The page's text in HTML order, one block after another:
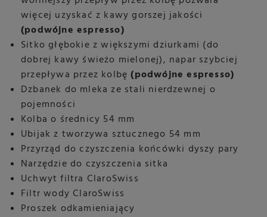
więcej uzyskać z kawy gorszej jakości
(podwójne espresso)
Sitko głębokie z większymi dziurkami (do
dobrej kawy świeżo mielonej), napar szybciej
przepływa przez kolbę(podwójne espresso)
Dzbanek do mleka ze stali nierdzewnej o
pojemności
Kolba o średnicy 54 mm
Ubijak z tworzywa sztucznego 54 mm
Przyrząd do czyszczenia końcówki dyszy pary
Narzędzie do czyszczenia sitka
Uchwyt filtra ClaroSwiss
Filtr wody ClaroSwiss
Proszek odkamieniający